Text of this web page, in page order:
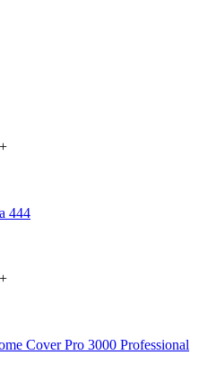
+
444
+
Cover Pro 3000 Professional